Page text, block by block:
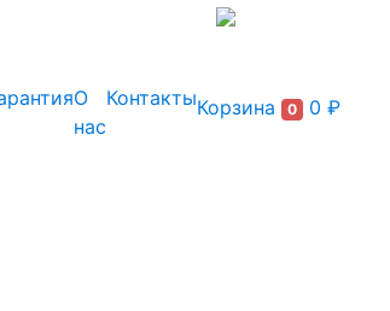
О
нас
КонтактыКорзина 0 0 ₽